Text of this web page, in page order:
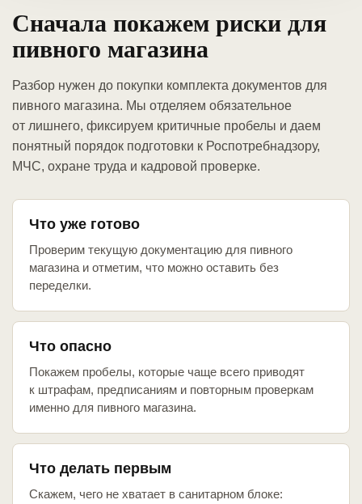
Сначала покажем риски для
пивного магазина
Разбор нужен до покупки комплекта документов для
пивного магазина. Мы отделяем обязательное
от лишнего, фиксируем критичные пробелы и даем
понятный порядок подготовки к Роспотребнадзору,
МЧС, охране труда и кадровой проверке.
Что уже готово
Проверим текущую документацию для пивного
магазина и отметим, что можно оставить без
переделки.
Что опасно
Покажем пробелы, которые чаще всего приводят
к штрафам, предписаниям и повторным проверкам
именно для пивного магазина.
Что делать первым
Скажем, чего не хватает в санитарном блоке: